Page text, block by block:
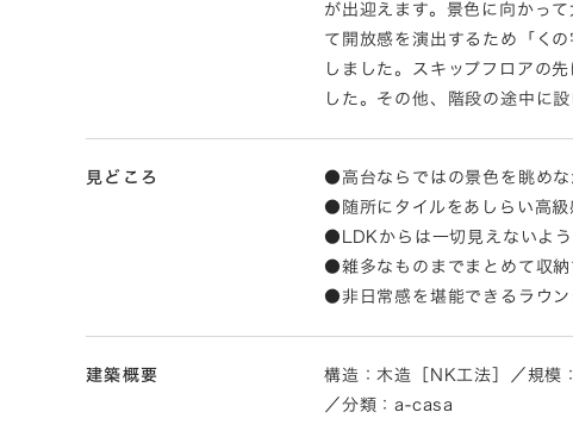
が出迎えます。景色に向かっ
て開放感を演出するため「く
しました。スキップフロアの
した。その他、階段の途中に
見どころ
●高台ならではの景色を眺めな
●随所にタイルをあしらい高級
●LDKからは一切見えないよ
●雑多なものまでまとめて収
●非日常感を堪能できるラウン
建築概要
構造：木造［NK工法］／規
／分類：a-casa